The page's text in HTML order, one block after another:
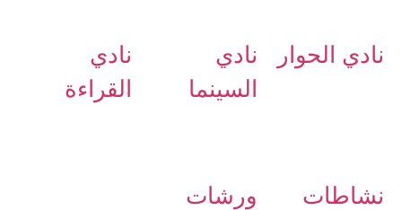
نادي الحوار
نادي
السينما
نادي
القراءة
نشاطات
ورشات